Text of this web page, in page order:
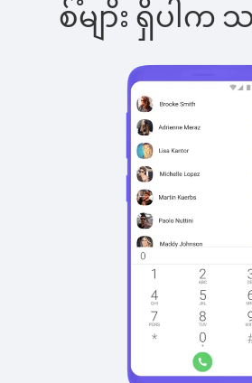
စ်များ ရှိပါ